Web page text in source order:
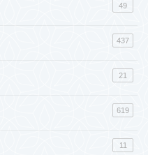
49
437
21
619
11